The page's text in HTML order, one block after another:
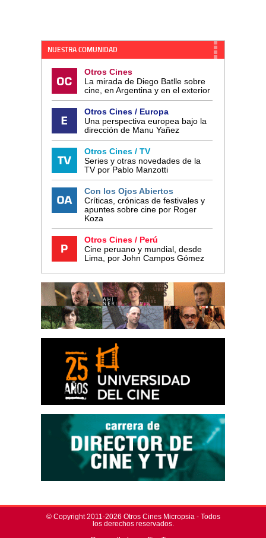
NUESTRA COMUNIDAD
Otros Cines
La mirada de Diego Batlle sobre
cine, en Argentina y en el exterior
Otros Cines / Europa
Una perspectiva europea bajo la
dirección de Manu Yañez
Otros Cines / TV
Series y otras novedades de la
TV por Pablo Manzotti
Con los Ojos Abiertos
Críticas, crónicas de festivales y
apuntes sobre cine por Roger
Koza
Otros Cines / Perú
Cine peruano y mundial, desde
Lima, por John Campos Gómez
© Copyright 2011-2026 Otros Cines Micropsia - Todos
los derechos reservados.